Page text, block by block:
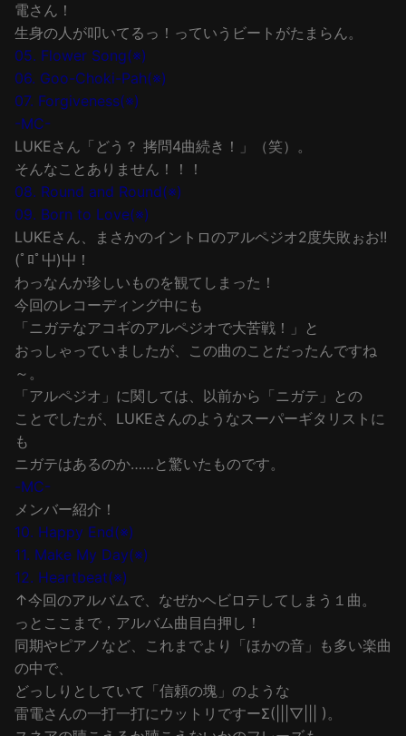
電さん！
生身の人が叩いてるっ！っていうビートがたまらん。
05. Flower Song(※)
06. Goo-Choki-Pah(※)
07. Forgiveness(※)
-MC-
LUKEさん「どう？ 拷問4曲続き！」（笑）。
そんなことありません！！！
08. Round and Round(※)
09. Born to Love(※)
LUKEさん、まさかのイントロのアルペジオ2度失敗ぉお!!
(ﾟﾛﾟ屮)屮！
わっなんか珍しいものを観てしまった！
今回のレコーディング中にも
「ニガテなアコギのアルペジオで大苦戦！」と
おっしゃっていましたが、この曲のことだったんですね
～。
「アルペジオ」に関しては、以前から「ニガテ」との
ことでしたが、LUKEさんのようなスーパーギタリストに
も
ニガテはあるのか……と驚いたものです。
-MC-
メンバー紹介！
10. Happy End(※)
11. Make My Day(※)
12. Heartbeat(※)
↑今回のアルバムで、なぜかヘビロテしてしまう１曲。
っとここまで，アルバム曲目白押し！
同期やピアノなど、これまでより「ほかの音」も多い楽曲
の中で、
どっしりとしていて「信頼の塊」のような
雷電さんの一打一打にウットリですーΣ(|||▽||| )。